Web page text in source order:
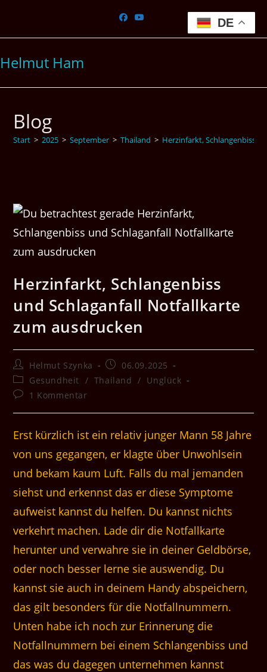
springen
Helmut Ham
Blog
Start > 2025 > September > Thailand > Herzinfarkt, Schlangenbiss
Herzinfarkt, Schlangenbiss
und Schlaganfall Notfallkarte
zum ausdrucken
Beitrags-
Autor:
Helmut Szynka
Beitrag
veröffentlicht:
06.09.2025
Beitrags-
Kategorie:
Gesundheit / Thailand / Unglück
Beitrags-
1 Kommentar
Erst kürzlich ist ein relativ junger Mann 58 Jahre
von uns gegangen, er klagte über Unwohlsein
und bekam kaum Luft. Falls du mal jemanden
siehst und erkennst das er diese Symptome
aufweist kannst du helfen. Du kannst nichts
verkehrt machen. Lade dir die Notfallkarte
herunter und verwahre sie in deiner Geldbörse,
oder noch besser lerne sie auswendig. Du
kannst sie auch in deinem Handy abspeichern,
das gilt besonders für die Notfallnummern.
Unten habe ich noch zur Erinnerung die
Notfallnummern bei einem Schlangenbiss und
das was du dagegen unternehmen kannst
DE